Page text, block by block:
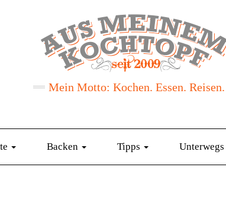
Mein Motto: Kochen. Essen. Reisen.
Backen Tipps Unterwegs